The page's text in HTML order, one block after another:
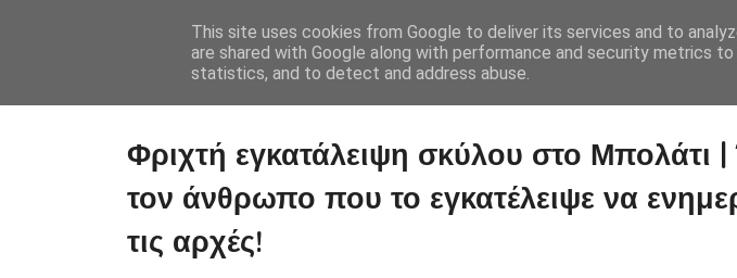
Ποιοι Είμαστε Οι Αρχές
Φριχτή εγκατάλειψη σκύλου στο Μπολάτι |
τον άνθρωπο που το εγκατέλειψε να
τις αρχές!
This site uses cookies from Google to deliver its services and to
are shared with Google along with performance and security metrics
statistics, and to detect and address abuse.